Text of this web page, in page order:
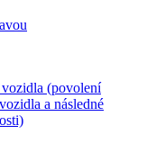
(povolení
a následné